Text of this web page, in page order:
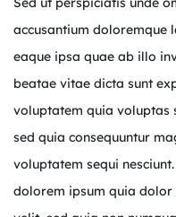
accusantium doloremque
eaque ipsa quae ab illo
beatae vitae dicta sunt
voluptatem quia voluptas
sed quia consequuntur
voluptatem sequi
dolorem ipsum quia dolor